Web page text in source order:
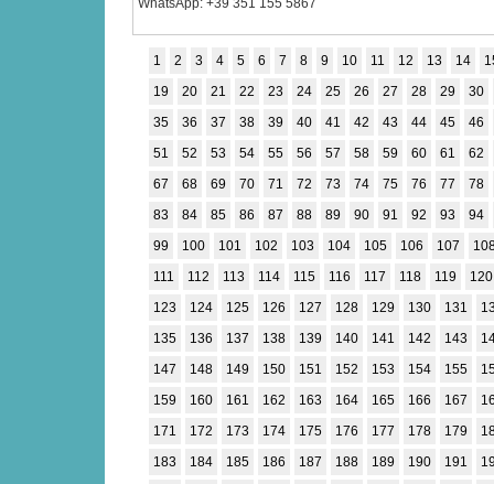
WhatsApp: +39 351 155 5867
1 2 3 4 5 6 7 8 9 10 11 12 13 14
19
20 21 22 23 24 25 26 27 28 29
30
35
36 37 38 39 40 41 42 43 44 45
46
51
52 53 54 55 56 57 58 59 60 61
62
67
68 69 70 71 72 73 74 75 76 77
78
83
84 85 86 87 88 89 90 91 92 93
94
99
100 101 102 103 104 105 106 107
111
112 113 114 115 116 117 118 119
120
123
124 125 126 127 128 129 130 131
135
136 137 138 139 140 141 142 143
147
148 149 150 151 152 153 154 155
159
160 161 162 163 164 165 166 167
171
172 173 174 175 176 177 178 179
183
184 185 186 187 188 189 190 191